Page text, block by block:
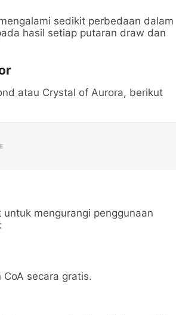
sedikit perbedaan dalam
hasil setiap putaran draw dan
atau Crystal of Aurora, berikut
mengurangi penggunaan
secara gratis.